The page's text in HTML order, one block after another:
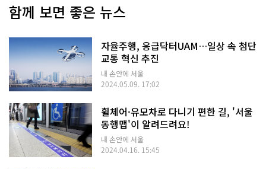
함께 보면 좋은 뉴스
자율주행, 응급닥터UAM…일상 속 첨단
교통 혁신 추진
내 손안에 서울
2024.05.09. 17:02
휠체어·유모차로 다니기 편한 길, '서울
동행맵'이 알려드려요!
내 손안에 서울
2024.04.16. 15:45